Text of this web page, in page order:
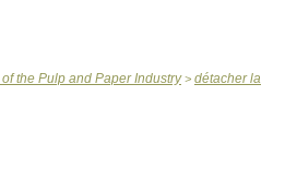
the Pulp and Paper Industry> détacher la